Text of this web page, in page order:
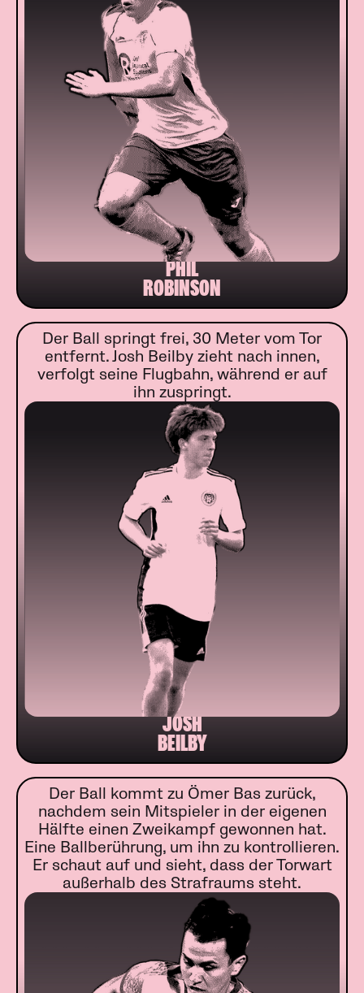
PHIL
ROBINSON
Der Ball springt frei, 30 Meter vom Tor
entfernt. Josh Beilby zieht nach innen,
verfolgt seine Flugbahn, während er auf
ihn zuspringt.
JOSH
BEILBY
Der Ball kommt zu Ömer Bas zurück,
nachdem sein Mitspieler in der eigenen
Hälfte einen Zweikampf gewonnen hat.
Eine Ballberührung, um ihn zu kontrollieren.
Er schaut auf und sieht, dass der Torwart
außerhalb des Strafraums steht.